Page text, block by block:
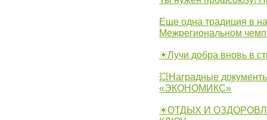
Еще одна традиция в
Межрегиональном
☀Лучи добра вновь в
💥Наградные
«ЭКОНОМИКС»
☀ОТДЫХ И